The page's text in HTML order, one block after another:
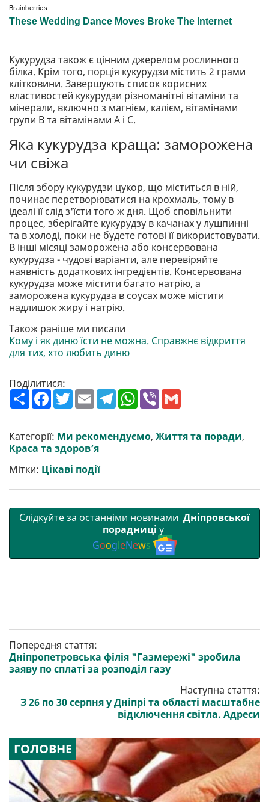
Кукурудза також є цінним джерелом рослинного
білка. Крім того, порція кукурудзи містить 2 грами
клітковини. Завершують список корисних
властивостей кукурудзи різноманітні вітаміни та
мінерали, включно з магнієм, калієм, вітамінами
групи В та вітамінами А і С.
Яка кукурудза краща: заморожена
чи свіжа
Після збору кукурудзи цукор, що міститься в ній,
починає перетворюватися на крохмаль, тому в
ідеалі її слід з'їсти того ж дня. Щоб сповільнити
процес, зберігайте кукурудзу в качанах у лушпинні
та в холоді, поки не будете готові її використовувати.
В інші місяці заморожена або консервована
кукурудза - чудові варіанти, але перевіряйте
наявність додаткових інгредієнтів. Консервована
кукурудза може містити багато натрію, а
заморожена кукурудза в соусах може містити
надлишок жиру і натрію.
Також раніше ми писали
Кому і як диню їсти не можна. Справжнє відкриття
для тих, хто любить диню
Поділитися:
П
о
р
и
т
F
a
b
o
o
k
T
w
e
r
E
m
l
T
e
g
r
W
h
s
A
V
r l
Категорії: Ми рекомендуємо, Життя та поради,
Краса та здоров’я
Мітки: Цікаві події
Слідкуйте за останніми новинами Дніпровської
порадниці у
GoogleNews
Попередня стаття:
Дніпропетровська філія "Газмережі" зробила
заяву по сплаті за розподіл газу
Наступна стаття:
З 26 по 30 серпня у Дніпрі та області масштабне
відключення світла. Адреси
ГОЛОВНЕ